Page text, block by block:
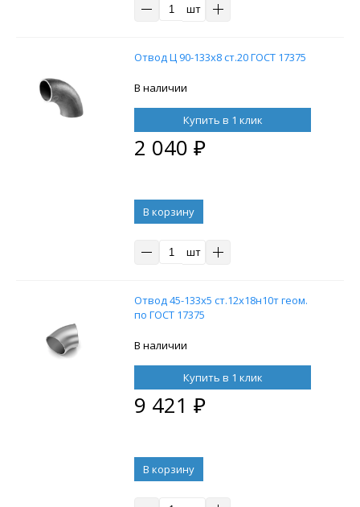
шт
Отвод Ц 90-133х8 ст.20 ГОСТ 17375
В наличии
Купить в 1 клик
2 040 ₽
В корзину
шт
Отвод 45-133х5 ст.12х18н10т геом.
по ГОСТ 17375
В наличии
Купить в 1 клик
9 421 ₽
В корзину